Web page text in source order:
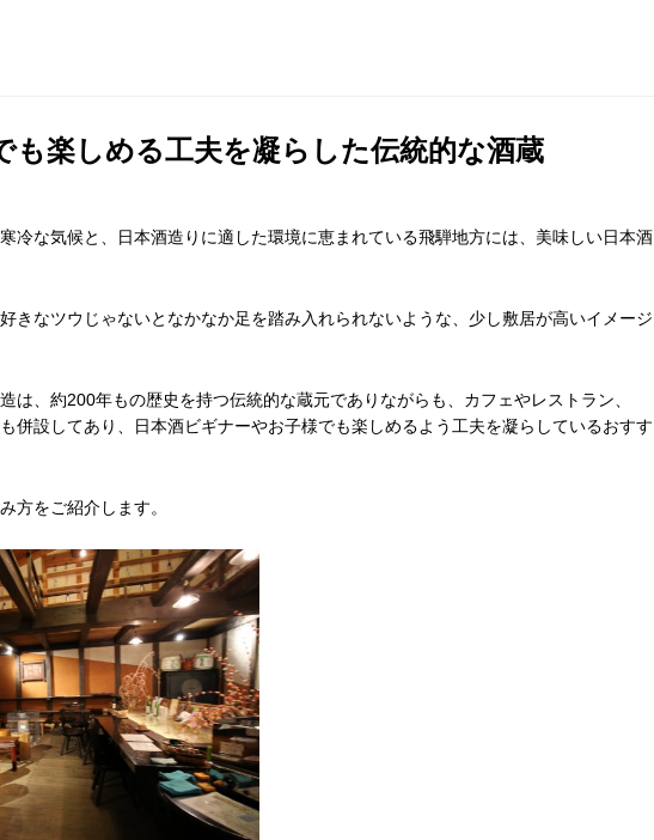
も楽しめる工夫を凝らした伝統的な酒蔵
冷な気候と、日本酒造りに適した環境に恵まれている飛騨地方には、美味しい日本酒
きなツウじゃないとなかなか足を踏み入れられないような、少し敷居が高いイメージ
は、約200年もの歴史を持つ伝統的な蔵元でありながらも、カフェやレストラン、
併設してあり、日本酒ビギナーやお子様でも楽しめるよう工夫を凝らしているおすす
方をご紹介します。